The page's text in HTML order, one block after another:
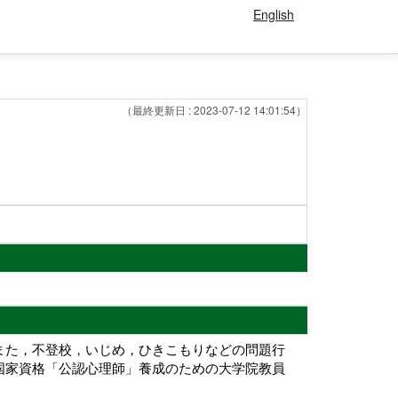
English
（最終更新日 : 2023-07-12 14:01:54）
，不登校，いじめ，ひきこもりなどの問題行
資格「公認心理師」養成のための大学院教員